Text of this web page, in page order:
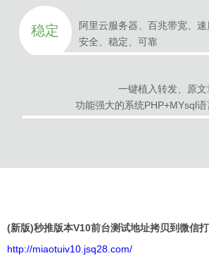
稳定
阿里云服务器、百兆带宽、
安全、稳定、可靠
一键植入转发、原文
功能强大的系统PHP+MYsql语
(新版)秒推版本V10前台测试地址拷贝到微信打
http://miaotuiv10.jsq28.com/